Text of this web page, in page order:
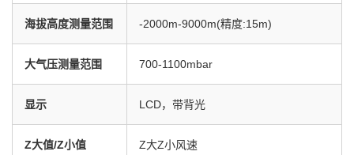
海拔高度测量范围 -2000m-9000m(精度:15m)
大气压测量范围 700-1100mbar
显示 LCD，带背光
Z大值/Z小值 Z大Z小风速